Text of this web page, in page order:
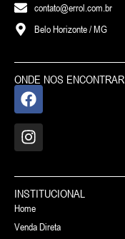
contato@errol.com.br
Belo Horizonte / MG
ONDE NOS ENCONTRAR
INSTITUCIONAL
Home
Venda Direta